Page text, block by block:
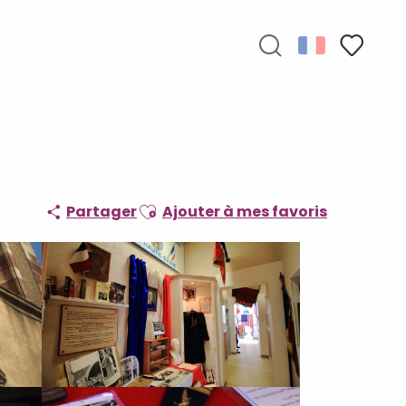
PartagerAjouter aux favoris
Ajouter à mes favoris